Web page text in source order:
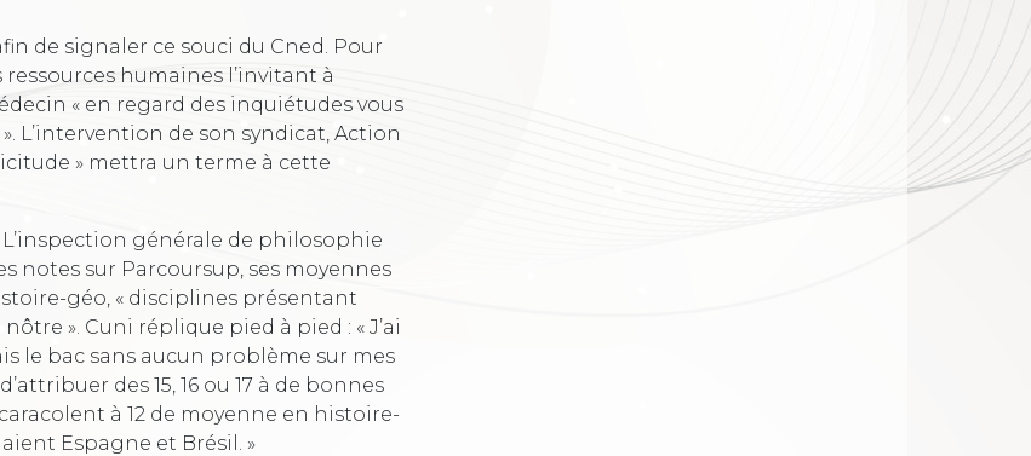
de signaler ce souci du Cned. Pour
humaines l’invitant à
« en regard des inquiétudes vous
L’intervention de son syndicat, Action
» mettra un terme à cette
générale de philosophie
notes sur Parcoursup, ses moyennes
géo, « disciplines présentant
». Cuni réplique pied à pied : « J’ai
le bac sans aucun problème sur mes
des 15, 16 ou 17 à de bonnes
à 12 de moyenne en histoire-
Espagne et Brésil. »